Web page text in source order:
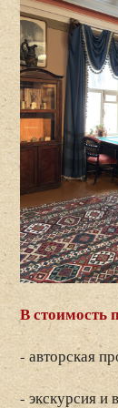
В стоимость
- авторская
- экскурсия и